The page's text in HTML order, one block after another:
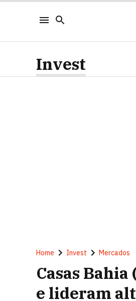
Invest
Home Invest Mercados
Casas
e lideram